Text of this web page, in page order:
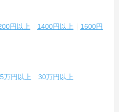
円以上 1400円以上
1600円
万円以上 30万円以上